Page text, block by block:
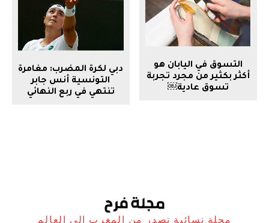
دبي لكرة المضرب: مغامرة
التونسية أنس جابر
تنتهي في ربع النهائي
التسوق في اليابان هو
أكثر بكثير من مجرد تجربة
تسوق عادية￼
مجلة نسائية تصدر من المغرب الى العالم